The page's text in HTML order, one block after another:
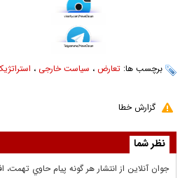
برچسب ها: تعارض ، سیاست خارجی ،
گزارش خطا
نظر شما
جوان آنلاين از انتشار هر گونه پيام حاوي تهمت،